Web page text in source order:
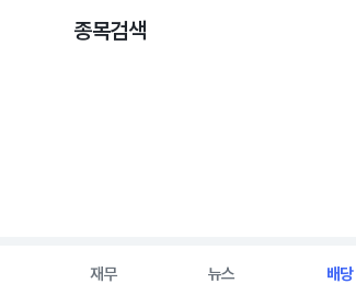
종목검색
재무 뉴스 배당